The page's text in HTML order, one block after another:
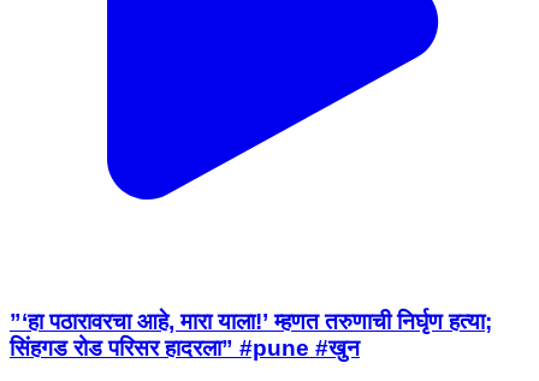
”‘हा पठारावरचा आहे, मारा याला!’ म्हणत तरुणाची निर्घृण हत्या;
सिंहगड रोड परिसर हादरला” #pune #खुन